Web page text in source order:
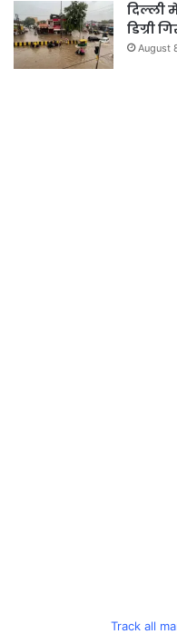
दिल्ली
डिग्री
August
Track all